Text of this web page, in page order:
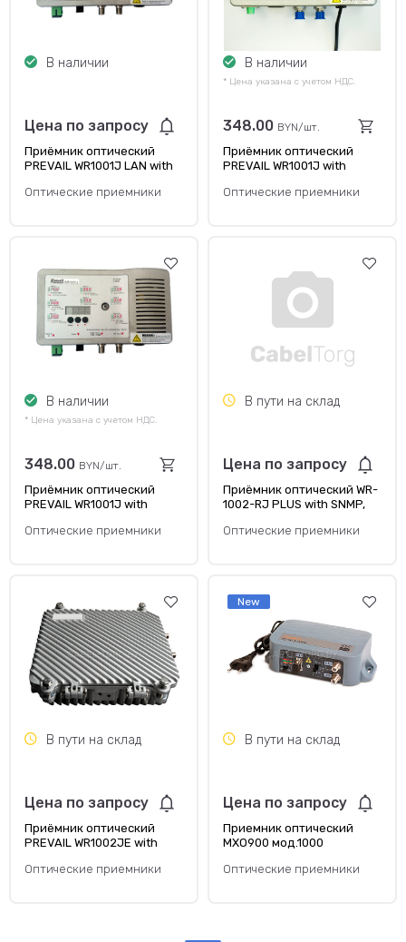
В наличии
Цена по запросу
Приёмник оптический
PREVAIL WR1001J LAN with
Оптические приемники
В наличии
* Цена указана с учетом НДС.
348.00 BYN/шт.
Приёмник оптический
PREVAIL WR1001J with
Оптические приемники
В наличии
* Цена указана с учетом НДС.
348.00 BYN/шт.
Приёмник оптический
PREVAIL WR1001J with
Оптические приемники
В пути на склад
Цена по запросу
Приёмник оптический WR-
1002-RJ PLUS with SNMP,
Оптические приемники
В пути на склад
Цена по запросу
Приёмник оптический
PREVAIL WR1002JE with
Оптические приемники
New
В пути на склад
Цена по запросу
Приемник оптический
MXO900 мод.1000
Оптические приемники